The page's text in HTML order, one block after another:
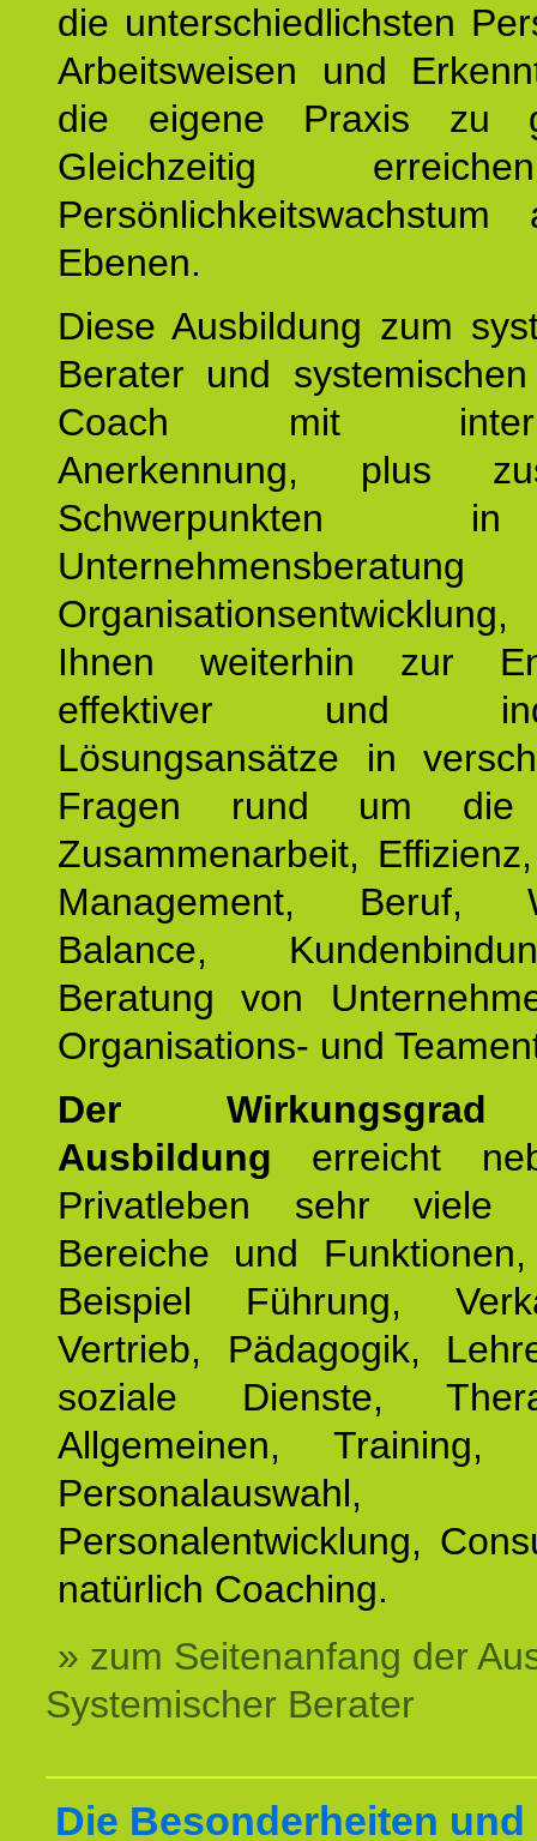
die unterschiedlichsten
Arbeitsweisen und
die eigene Praxis zu
Gleichzeitig
Ebenen.
Diese Ausbildung zum
Berater und
Coach mit
Anerkennung, plus
Schwerpunkten
Ihnen weiterhin zur
effektiver und
Lösungsansätze in
Fragen rund um die
Zusammenarbeit,
Management, Beruf,
Balance,
Beratung von
Organisations- und
Der
Ausbildung erreicht
Privatleben sehr viele
Bereiche und
Beispiel Führung,
Vertrieb, Pädagogik,
soziale Dienste,
Allgemeinen, Training,
Personalauswahl,
Personalentwicklung,
natürlich Coaching.
» zum Seitenanfang der
Systemischer Berater
Die Besonderheiten und